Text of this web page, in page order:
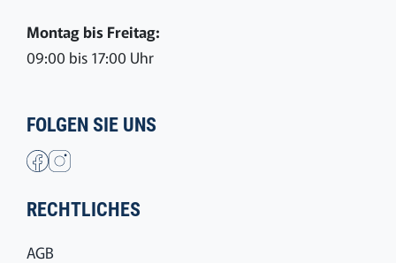
Montag bis Freitag:
09:00 bis 17:00 Uhr
FOLGEN SIE UNS
RECHTLICHES
AGB